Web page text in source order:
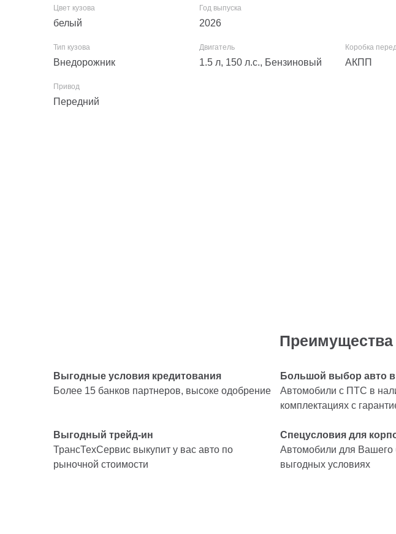
белый 2026
Внедорожник 1.5 л, 150 л.с., Бензиновый АКПП
Передний
Преимущества
Выгодные условия кредитования
Более 15 банков партнеров, высоке одобрение
Большой выбор авто
Автомобили с ПТС в
комплектациях с
Выгодный трейд-ин
ТрансТехСервис выкупит у вас авто по
рыночной стоимости
Спецусловия для
Автомобили для Вашего
выгодных условиях